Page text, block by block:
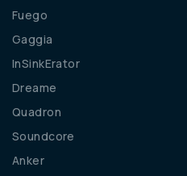
Fuego
Gaggia
InSinkErator
Dreame
Quadron
Soundcore
Anker